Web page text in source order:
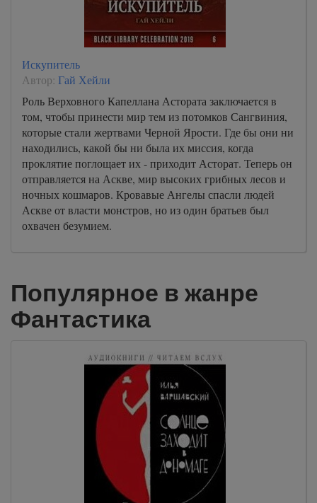
Искупитель
Автор: Гай Хейли
Роль Верховного Капеллана Астората заключается в
том, чтобы принести мир тем из потомков Сангвиния,
которые стали жертвами Черной Ярости. Где бы они ни
находились, какой бы ни была их миссия, когда
проклятие поглощает их - приходит Асторат. Теперь он
отправляется на Аскве, мир высоких грибных лесов и
ночных кошмаров. Кровавые Ангелы спасли людей
Аскве от власти монстров, но из один братьев был
охвачен безумием.
Популярное в жанре
Фантастика